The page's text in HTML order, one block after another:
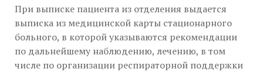
При выписке пациента из отделения выдается
выписка из медицинской карты стационарного
больного, в которой указываются рекомендации
по дальнейшему наблюдению, лечению, в том
числе по организации респираторной поддержки